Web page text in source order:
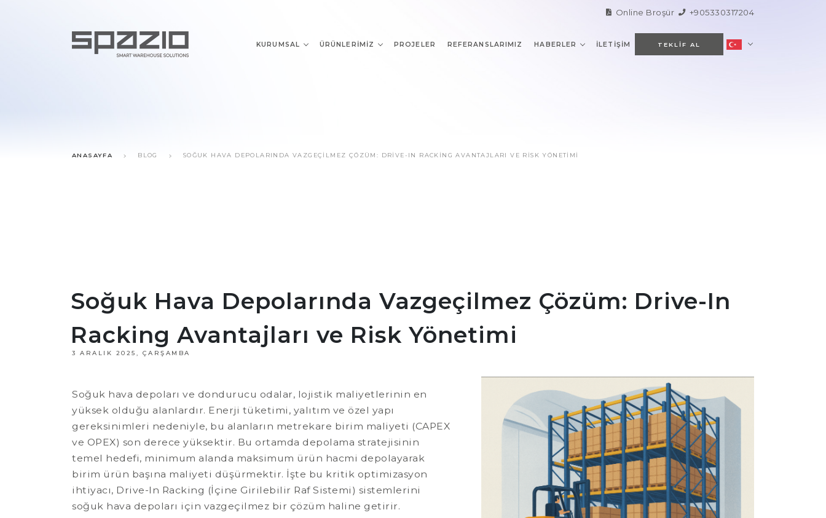
Online Broşür +905330317204
KURUMSAL ÜRÜNLERIMIZ PROJELER REFERANSLARIMIZ HABERLER İLETIŞIM TEKLIF AL
ANASAYFA BLOG SOĞUK HAVA DEPOLARINDA VAZGEÇILMEZ ÇÖZÜM: DRIVE-IN RACKING AVANTAJLARI VE RISK YÖNETIMI
Soğuk Hava Depolarında Vazgeçilmez Çözüm: Drive-In
Racking Avantajları ve Risk Yönetimi
3 ARALIK 2025, ÇARŞAMBA
Soğuk hava depoları ve dondurucu odalar, lojistik maliyetlerinin en
yüksek olduğu alanlardır. Enerji tüketimi, yalıtım ve özel yapı
gereksinimleri nedeniyle, bu alanların metrekare birim maliyeti (CAPEX
ve OPEX) son derece yüksektir. Bu ortamda depolama stratejisinin
temel hedefi, minimum alanda maksimum ürün hacmi depolayarak
birim ürün başına maliyeti düşürmektir. İşte bu kritik optimizasyon
ihtiyacı, Drive-In Racking (İçine Girilebilir Raf Sistemi) sistemlerini
soğuk hava depoları için vazgeçilmez bir çözüm haline getirir.